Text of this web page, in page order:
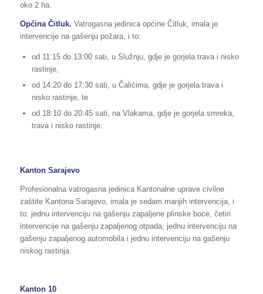
oko 2 ha.
Općina Čitluk. Vatrogasna jedinica općine Čitluk, imala je
intervencije na gašenju požara, i to:
od 11:15 do 13:00 sati, u Služnju, gdje je gorjela trava i nisko
rastinje,
od 14:20 do 17:30 sati, u Čalićima, gdje je gorjela trava i
nisko rastinje, te
od 18:10 do 20:45 sati, na Vlakama, gdje je gorjela smreka,
trava i nisko rastinje.
Kanton Sarajevo
Profesionalna vatrogasna jedinica Kantonalne uprave civilne
zaštite Kantona Sarajevo, imala je sedam manjih intervencija, i
to: jednu intervenciju na gašenju zapaljene plinske boce, četiri
intervencije na gašenju zapaljenog otpada, jednu intervenciju na
gašenju zapaljenog automobila i jednu intervenciju na gašenju
niskog rastinja.
Kanton 10